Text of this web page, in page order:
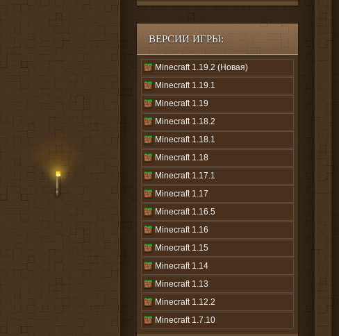
ВЕРСИИ ИГРЫ:
Minecraft 1.19.2 (Новая)
Minecraft 1.19.1
Minecraft 1.19
Minecraft 1.18.2
Minecraft 1.18.1
Minecraft 1.18
Minecraft 1.17.1
Minecraft 1.17
Minecraft 1.16.5
Minecraft 1.16
Minecraft 1.15
Minecraft 1.14
Minecraft 1.13
Minecraft 1.12.2
Minecraft 1.7.10